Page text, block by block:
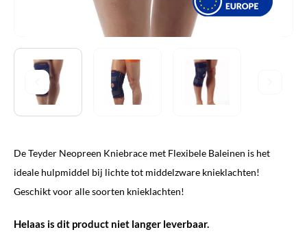
De Teyder Neopreen Kniebrace met Flexibele Baleinen is het
ideale hulpmiddel bij lichte tot middelzware knieklachten!
Geschikt voor alle soorten knieklachten!
Helaas is dit product niet langer leverbaar.